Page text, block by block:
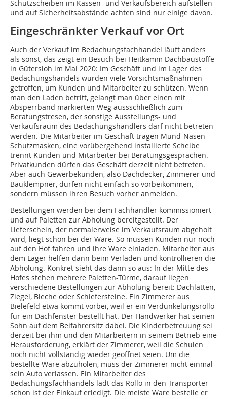
Schutzscheiben im Kassen- und Verkaufsbereich aufstellen
und auf Sicherheitsabstände achten sind nur einige davon.
Eingeschränkter Verkauf vor Ort
Auch der Verkauf im Bedachungsfachhandel läuft anders
als sonst, das zeigt ein Besuch bei Heitkamm Dachbaustoffe
in Gütersloh im Mai 2020: Im Geschäft und im Lager des
Bedachungshandels wurden viele Vorsichtsmaßnahmen
getroffen, um Kunden und Mitarbeiter zu schützen. Wenn
man den Laden betritt, gelangt man über einen mit
Absperrband markierten Weg aussschließlich zum
Beratungstresen, der sonstige Ausstellungs- und
Verkaufsraum des Bedachungshändlers darf nicht betreten
werden. Die Mitarbeiter im Geschäft tragen Mund-Nasen-
Schutzmasken, eine vorübergehend installierte Scheibe
trennt Kunden und Mitarbeiter bei Beratungsgesprächen.
Privatkunden dürfen das Geschäft derzeit nicht betreten.
Aber auch Gewerbekunden, also Dachdecker, Zimmerer und
Bauklempner, dürfen nicht einfach so vorbeikommen,
sondern müssen ihren Besuch vorher anmelden.
Bestellungen werden bei dem Fachhändler kommissioniert
und auf Paletten zur Abholung bereitgestellt. Der
Lieferschein, der normalerweise im Verkaufsraum abgeholt
wird, liegt schon bei der Ware. So müssen Kunden nur noch
auf den Hof fahren und ihre Ware einladen. Mitarbeiter aus
dem Lager helfen dann beim Verladen und kontrollieren die
Abholung. Konkret sieht das dann so aus: In der Mitte des
Hofes stehen mehrere Paletten-Türme, darauf liegen
verschiedene Bestellungen zur Abholung bereit: Dachlatten,
Ziegel, Bleche oder Schiefersteine. Ein Zimmerer aus
Bielefeld etwa kommt vorbei, weil er ein Verdunkelungsrollo
für ein Dachfenster bestellt hat. Der Handwerker hat seinen
Sohn auf dem Beifahrersitz dabei. Die Kinderbetreuung sei
derzeit bei ihm und den Mitarbeitern in seinem Betrieb eine
Herausforderung, erklärt der Zimmerer, weil die Schulen
noch nicht vollständig wieder geöffnet seien. Um die
bestellte Ware abzuholen, muss der Zimmerer nicht einmal
sein Auto verlassen. Ein Mitarbeiter des
Bedachungsfachhandels lädt das Rollo in den Transporter –
schon ist der Einkauf erledigt. Die meiste Ware bestelle er